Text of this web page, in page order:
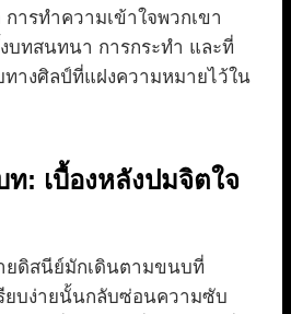
ารทำความเข้าใจพวกเขา
บทสนทนา การกระทำ และที่
างศิลป์ที่แฝงความหมายไว้ใน
ท: เบื้องหลังปมจิตใจ
ายดิสนีย์มักเดินตามขนบที่
ยบง่ายนั้นกลับซ่อนความซับ